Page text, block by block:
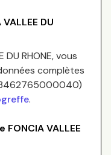
DU
DU RHONE, vous
complètes
)
.
FONCIA VALLEE